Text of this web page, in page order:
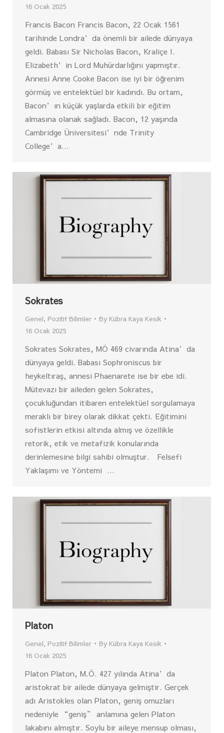
16 Ocak 2025
Francis Bacon Francis Bacon, 22 Ocak 1561
tarihinde Londra’da önemli bir ailede dünyaya
geldi. Babası Sir Nicholas Bacon, Kraliçe I.
Elizabeth’in Lord Muhürdarlığını yapmıştır.
Annesi Anne Cooke Bacon ise iyi bir öğrenim
görmüş ve entelektüel bir kadındı. Bu ortam,
Bacon’ın küçük yaşlarda etkili bir eğitim
almasına olanak sağladı. Bacon, 12 yaşında
Cambridge Üniversitesi’nde Trinity
College’a…
Sokrates
Genel, Pozitif Bilimler By Kübra Kaya Kesik
16 Ocak 2025
Sokrates Sokrates, MÖ 469 civarında Atina’da
dünyaya geldi. Babası Sophroniscus bir
heykeltıraş, annesi Phaenarete ise bir ebe idi.
Mütevazı bir aileden gelen Sokrates,
çocukluğundan itibaren entelektüel sorgulamaya
meraklı bir birey olarak dikkat çekti. Eğitimini
sofistlerin etkisi altında almış ve özellikle
retorik, etik ve metafizik konularında
derinlemesine bilgi sahibi olmuştur. Felsefi
Yaklaşımı ve Yöntemi …
Platon
Genel, Pozitif Bilimler By Kübra Kaya Kesik
16 Ocak 2025
Platon Platon, M.Ö. 427 yılında Atina’da
aristokrat bir ailede dünyaya gelmiştir. Gerçek
adı Aristokles olan Platon, geniş omuzları
nedeniyle “geniş” anlamına gelen Platon
lakabını almıştır. Soylu bir aileye mensup olması,